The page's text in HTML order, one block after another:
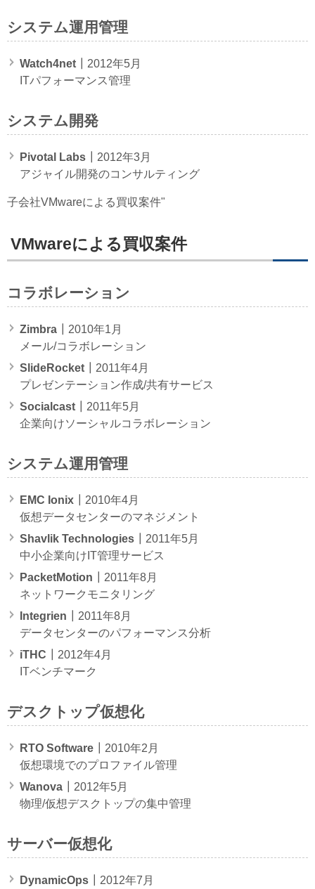
システム運用管理
Watch4net ┃2012年5月
ITパフォーマンス管理
システム開発
Pivotal Labs ┃2012年3月
アジャイル開発のコンサルティング
子会社VMwareによる買収案件"
VMwareによる買収案件
コラボレーション
Zimbra ┃2010年1月
メール/コラボレーション
SlideRocket ┃2011年4月
プレゼンテーション作成/共有サービス
Socialcast ┃2011年5月
企業向けソーシャルコラボレーション
システム運用管理
EMC Ionix ┃2010年4月
仮想データセンターのマネジメント
Shavlik Technologies ┃2011年5月
中小企業向けIT管理サービス
PacketMotion ┃2011年8月
ネットワークモニタリング
Integrien ┃2011年8月
データセンターのパフォーマンス分析
iTHC ┃2012年4月
ITベンチマーク
デスクトップ仮想化
RTO Software ┃2010年2月
仮想環境でのプロファイル管理
Wanova ┃2012年5月
物理/仮想デスクトップの集中管理
サーバー仮想化
DynamicOps ┃2012年7月